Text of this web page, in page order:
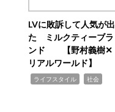
LVに敗訴して人気が出
た ミルクティーブラ
ンド 【野村義樹✕
リアルワールド】
ライフスタイル 社会